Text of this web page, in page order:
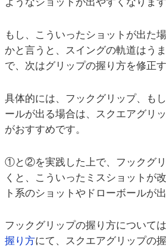
もし、こういったショットが出た
かと言うと、スイングの軌道はう
で、次はグリップの握り方を修正す
具体的には、フックグリップ、も
ールが出る場合は、スクエアグリ
がおすすめです。
①と②を実践した上で、フックグ
くと、こういったミスショットが
ト系のショットやドローボールが
フックグリップの握り方については
握り方にて、スクエアグリップの